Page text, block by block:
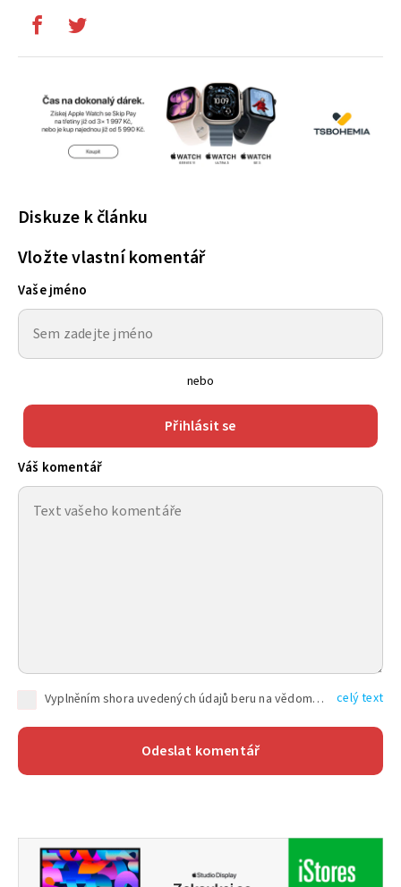
Diskuze k článku
Vložte vlastní komentář
Vaše jméno
nebo
Přihlásit se
Váš komentář
Vyplněním shora uvedených údajů beru na vědomí, že společnost TEXT FACTORY s.r.o., sídlem Brno, Durďákova 336/29, Černá Pole, PSČ: 613 00, IČ: 06157831, zapsané u Krajského soudu v Brně, oddíl C, vložka 100399, bude zpracovávat mé osobní údaje uvedené v rámci mnou vyplněného registračního formuláře na základě oprávněných zájmů TEXT FACTORY s.r.o. dle čl. 6 odst. 1 písm. f) GDPR a pro splnění právních povinností (čl. 6 odst. 1 písm. c) GDPR), a to pro tyto účely: nezbytnost zajistit oprávnění návštěvníka webových stránek provozovaných společností TEXT FACTORY s.r.o. přispívat aktivně ke zveřejněným článkům nebo v rámci diskusních fór a výkon práv TEXT FACTORY s.r.o. jako administrátora těchto diskusních fór. Více informací o zpracování osobních údajů a právech lze nalézt v celý text